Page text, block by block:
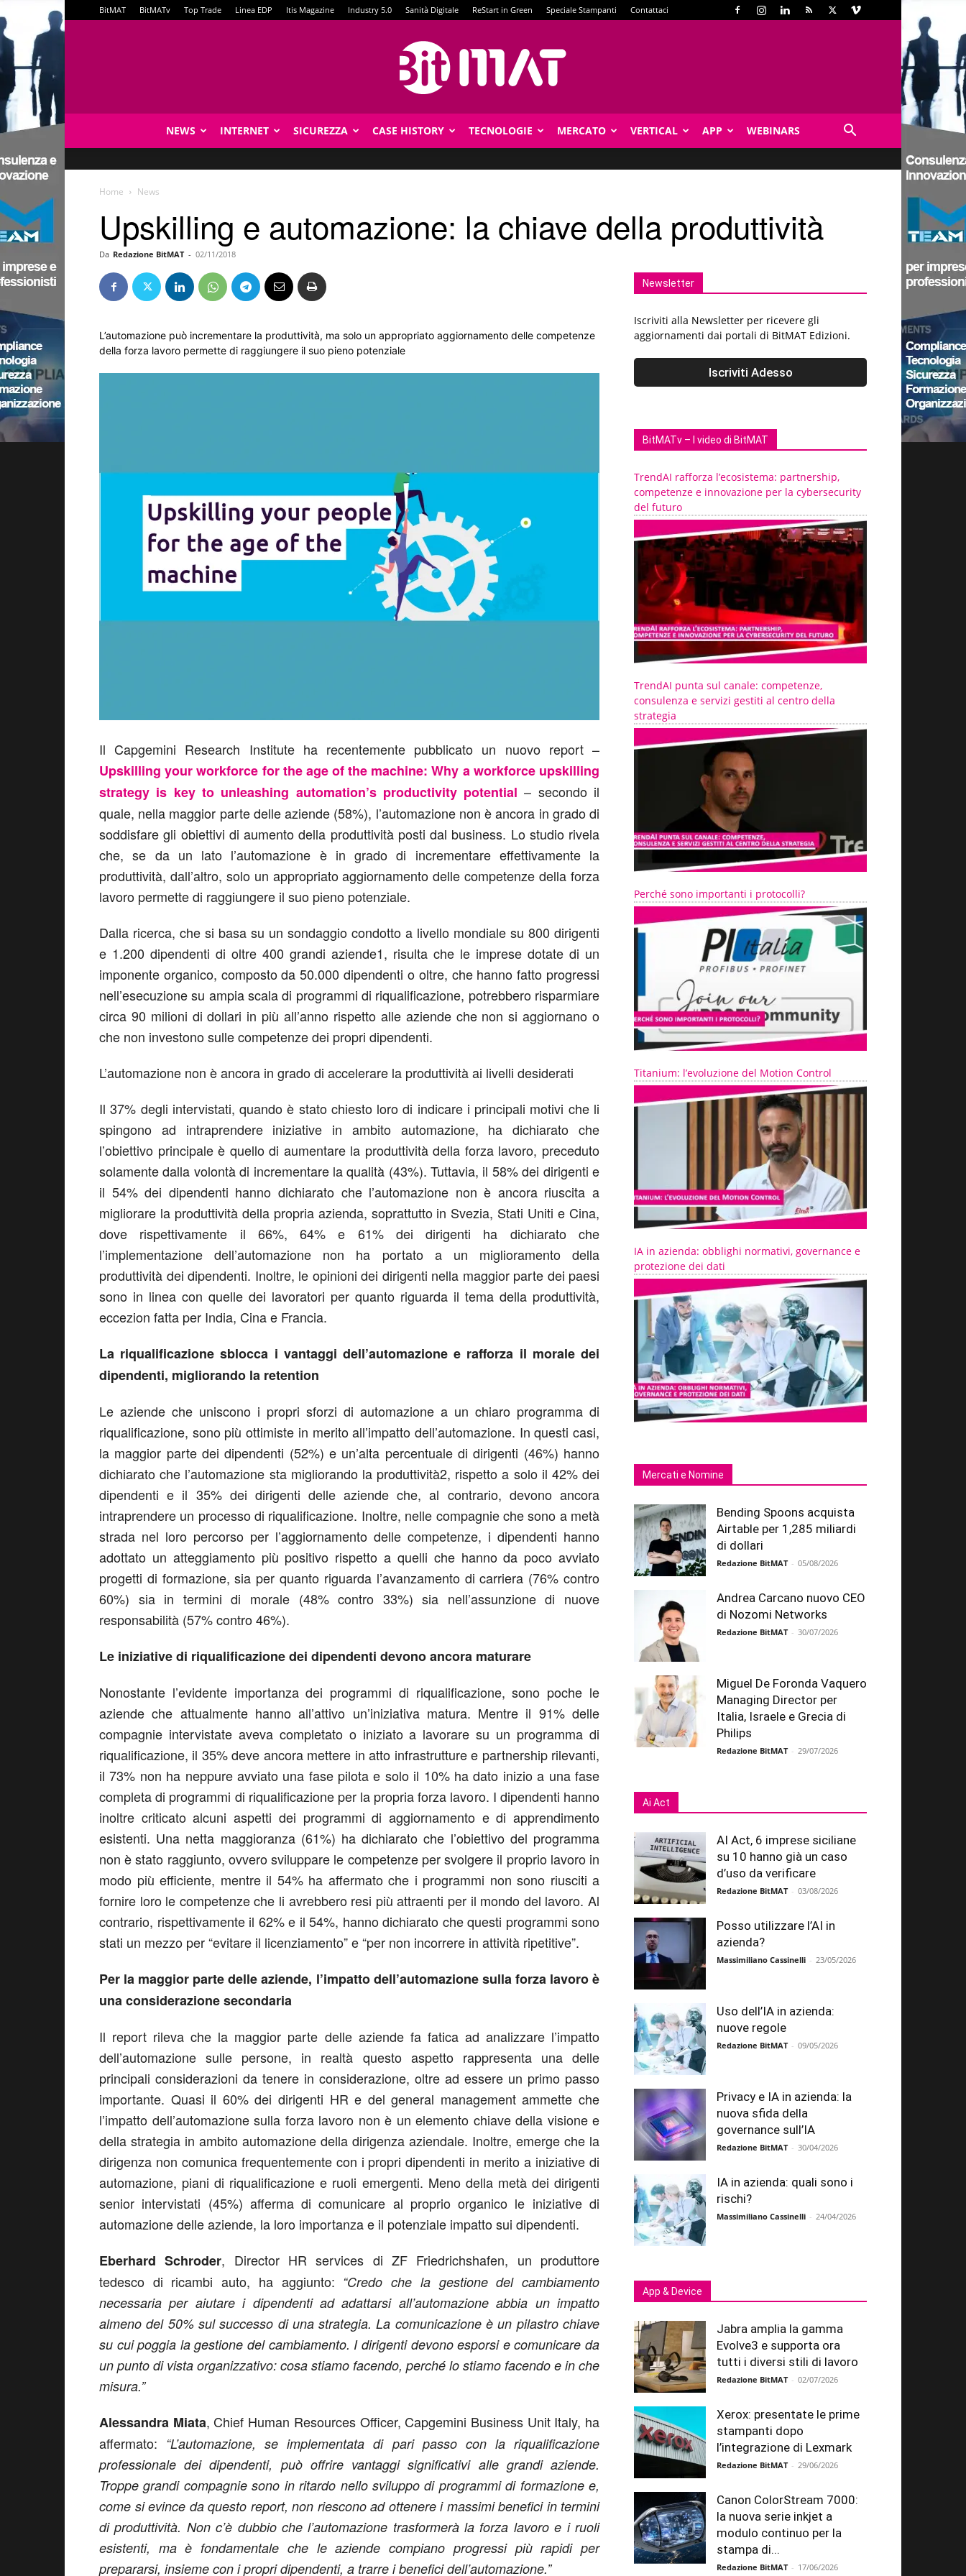
BitMAT BitMATv Top Trade Linea EDP Itis Magazine Industry 5.0 Sanità Digitale ReStart in Green Speciale Stampanti Contattaci
NEWS INTERNET SICUREZZA CASE HISTORY TECNOLOGIE MERCATO VERTICAL APP WEBINARS
Home News
Upskilling e automazione: la chiave della produttività
Da Redazione BitMAT - 02/11/2018
L’automazione può incrementare la produttività, ma solo un appropriato aggiornamento delle competenze
della forza lavoro permette di raggiungere il suo pieno potenziale
Il Capgemini Research Institute ha recentemente pubblicato un nuovo report –
Upskilling your workforce for the age of the machine: Why a workforce upskilling
strategy is key to unleashing automation’s productivity potential – secondo il
quale, nella maggior parte delle aziende (58%), l’automazione non è ancora in grado di
soddisfare gli obiettivi di aumento della produttività posti dal business. Lo studio rivela
che, se da un lato l’automazione è in grado di incrementare effettivamente la
produttività, dall’altro, solo un appropriato aggiornamento delle competenze della forza
lavoro permette di raggiungere il suo pieno potenziale.
Dalla ricerca, che si basa su un sondaggio condotto a livello mondiale su 800 dirigenti
e 1.200 dipendenti di oltre 400 grandi aziende1, risulta che le imprese dotate di un
imponente organico, composto da 50.000 dipendenti o oltre, che hanno fatto progressi
nell’esecuzione su ampia scala di programmi di riqualificazione, potrebbero risparmiare
circa 90 milioni di dollari in più all’anno rispetto alle aziende che non si aggiornano o
che non investono sulle competenze dei propri dipendenti.
L’automazione non è ancora in grado di accelerare la produttività ai livelli desiderati
Il 37% degli intervistati, quando è stato chiesto loro di indicare i principali motivi che li
spingono ad intraprendere iniziative in ambito automazione, ha dichiarato che
l’obiettivo principale è quello di aumentare la produttività della forza lavoro, preceduto
solamente dalla volontà di incrementare la qualità (43%). Tuttavia, il 58% dei dirigenti e
il 54% dei dipendenti hanno dichiarato che l’automazione non è ancora riuscita a
migliorare la produttività della propria azienda, soprattutto in Svezia, Stati Uniti e Cina,
dove rispettivamente il 66%, 64% e 61% dei dirigenti ha dichiarato che
l’implementazione dell’automazione non ha portato a un miglioramento della
produttività dei dipendenti. Inoltre, le opinioni dei dirigenti nella maggior parte dei paesi
sono in linea con quelle dei lavoratori per quanto riguarda il tema della produttività,
eccezion fatta per India, Cina e Francia.
La riqualificazione sblocca i vantaggi dell’automazione e rafforza il morale dei
dipendenti, migliorando la retention
Le aziende che uniscono i propri sforzi di automazione a un chiaro programma di
riqualificazione, sono più ottimiste in merito all’impatto dell’automazione. In questi casi,
la maggior parte dei dipendenti (52%) e un’alta percentuale di dirigenti (46%) hanno
dichiarato che l’automazione sta migliorando la produttività2, rispetto a solo il 42% dei
dipendenti e il 35% dei dirigenti delle aziende che, al contrario, devono ancora
intraprendere un processo di riqualificazione. Inoltre, nelle compagnie che sono a metà
strada nel loro percorso per l’aggiornamento delle competenze, i dipendenti hanno
adottato un atteggiamento più positivo rispetto a quelli che hanno da poco avviato
progetti di formazione, sia per quanto riguarda l’avanzamento di carriera (76% contro
60%) sia in termini di morale (48% contro 33%) sia nell’assunzione di nuove
responsabilità (57% contro 46%).
Le iniziative di riqualificazione dei dipendenti devono ancora maturare
Nonostante l’evidente importanza dei programmi di riqualificazione, sono poche le
aziende che attualmente hanno all’attivo un’iniziativa matura. Mentre il 91% delle
compagnie intervistate aveva completato o iniziato a lavorare su un programma di
riqualificazione, il 35% deve ancora mettere in atto infrastrutture e partnership rilevanti,
il 73% non ha neppure avviato una fase pilota e solo il 10% ha dato inizio a una fase
completa di programmi di riqualificazione per la propria forza lavoro. I dipendenti hanno
inoltre criticato alcuni aspetti dei programmi di aggiornamento e di apprendimento
esistenti. Una netta maggioranza (61%) ha dichiarato che l’obiettivo del programma
non è stato raggiunto, ovvero sviluppare le competenze per svolgere il proprio lavoro in
modo più efficiente, mentre il 54% ha affermato che i programmi non sono riusciti a
fornire loro le competenze che li avrebbero resi più attraenti per il mondo del lavoro. Al
contrario, rispettivamente il 62% e il 54%, hanno dichiarato che questi programmi sono
stati un mezzo per “evitare il licenziamento” e “per non incorrere in attività ripetitive”.
Per la maggior parte delle aziende, l’impatto dell’automazione sulla forza lavoro è
una considerazione secondaria
Il report rileva che la maggior parte delle aziende fa fatica ad analizzare l’impatto
dell’automazione sulle persone, in realtà questo aspetto rappresenta una delle
principali considerazioni da tenere in considerazione, oltre ad essere un primo passo
importante. Quasi il 60% dei dirigenti HR e del general management ammette che
l’impatto dell’automazione sulla forza lavoro non è un elemento chiave della visione e
della strategia in ambito automazione della dirigenza aziendale. Inoltre, emerge che la
dirigenza non comunica frequentemente con i propri dipendenti in merito a iniziative di
automazione, piani di riqualificazione e ruoli emergenti. Meno della metà dei dirigenti
senior intervistati (45%) afferma di comunicare al proprio organico le iniziative di
automazione delle aziende, la loro importanza e il potenziale impatto sui dipendenti.
Eberhard Schroder, Director HR services di ZF Friedrichshafen, un produttore
tedesco di ricambi auto, ha aggiunto: “Credo che la gestione del cambiamento
necessaria per aiutare i dipendenti ad adattarsi all’automazione abbia un impatto
almeno del 50% sul successo di una strategia. La comunicazione è un pilastro chiave
su cui poggia la gestione del cambiamento. I dirigenti devono esporsi e comunicare da
un punto di vista organizzativo: cosa stiamo facendo, perché lo stiamo facendo e in che
misura.”
Alessandra Miata, Chief Human Resources Officer, Capgemini Business Unit Italy, ha
affermato: “L’automazione, se implementata di pari passo con la riqualificazione
professionale dei dipendenti, può offrire vantaggi significativi alle grandi aziende.
Troppe grandi compagnie sono in ritardo nello sviluppo di programmi di formazione e,
come si evince da questo report, non riescono ad ottenere i massimi benefici in termini
di produttività. Non c’è dubbio che l’automazione trasformerà la forza lavoro e i ruoli
esistenti, ma è fondamentale che le aziende compiano progressi più rapidi per
prepararsi, insieme con i propri dipendenti, a trarre i benefici dell’automazione.”
Newsletter
Iscriviti alla Newsletter per ricevere gli
aggiornamenti dai portali di BitMAT Edizioni.
BitMATv – I video di BitMAT
TrendAI rafforza l’ecosistema: partnership,
competenze e innovazione per la cybersecurity
del futuro
TrendAI punta sul canale: competenze,
consulenza e servizi gestiti al centro della
strategia
Perché sono importanti i protocolli?
Titanium: l’evoluzione del Motion Control
IA in azienda: obblighi normativi, governance e
protezione dei dati
Mercati e Nomine
Bending Spoons acquista
Airtable per 1,285 miliardi
di dollari
Redazione BitMAT - 05/08/2026
Andrea Carcano nuovo CEO
di Nozomi Networks
Redazione BitMAT - 30/07/2026
Miguel De Foronda Vaquero
Managing Director per
Italia, Israele e Grecia di
Philips
Redazione BitMAT - 29/07/2026
Ai Act
AI Act, 6 imprese siciliane
su 10 hanno già un caso
d’uso da verificare
Redazione BitMAT - 03/08/2026
Posso utilizzare l’AI in
azienda?
Massimiliano Cassinelli - 23/05/2026
Uso dell’IA in azienda:
nuove regole
Redazione BitMAT - 09/05/2026
Privacy e IA in azienda: la
nuova sfida della
governance sull’IA
Redazione BitMAT - 30/04/2026
IA in azienda: quali sono i
rischi?
Massimiliano Cassinelli - 24/04/2026
App & Device
Jabra amplia la gamma
Evolve3 e supporta ora
tutti i diversi stili di lavoro
Redazione BitMAT - 02/07/2026
Xerox: presentate le prime
stampanti dopo
l’integrazione di Lexmark
Redazione BitMAT - 29/06/2026
Canon ColorStream 7000:
la nuova serie inkjet a
modulo continuo per la
stampa di...
Redazione BitMAT - 17/06/2026